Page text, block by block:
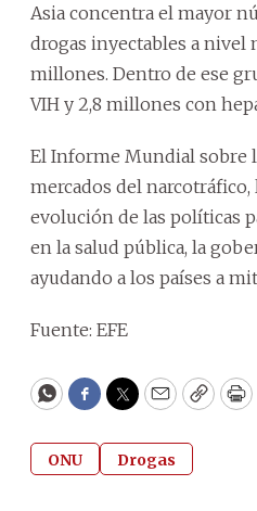
Asia concentra el mayor
drogas inyectables a nivel
millones. Dentro de ese
VIH y 2,8 millones con
El Informe Mundial sobre
mercados del narcotráfico,
evolución de las políticas
en la salud pública, la
ayudando a los países a
Fuente: EFE
WhatsApp
Facebook
Twitter
EmailCopy
ONU Drogas